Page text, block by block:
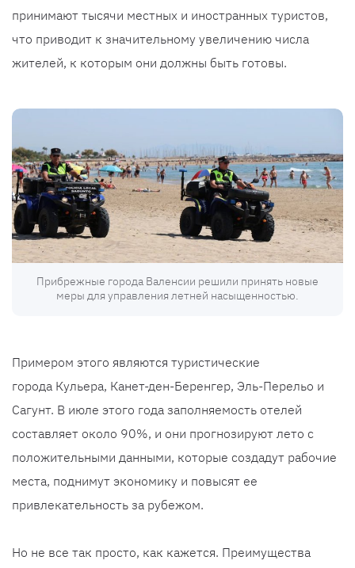
принимают тысячи местных и иностранных туристов,
что приводит к значительному увеличению числа
жителей, к которым они должны быть готовы.
Прибрежные города Валенсии решили принять новые
меры для управления летней насыщенностью.
Примером этого являются туристические
города Кульера, Канет-ден-Беренгер, Эль-Перельо и
Сагунт. В июле этого года заполняемость отелей
составляет около 90%, и они прогнозируют лето с
положительными данными, которые создадут рабочие
места, поднимут экономику и повысят ее
привлекательность за рубежом.
Но не все так просто, как кажется. Преимущества